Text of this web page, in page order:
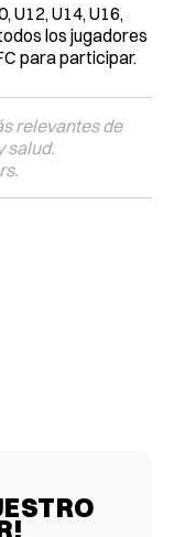
U12, U14, U16,
los jugadores
para participar.
relevantes de
salud.